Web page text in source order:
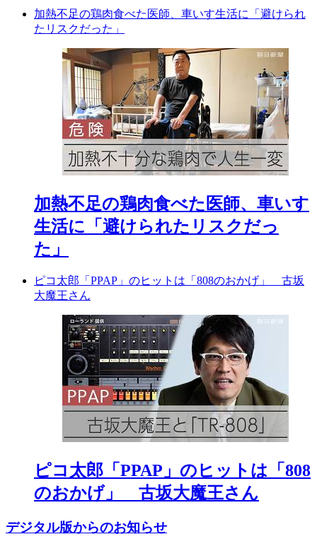
加熱不足の鶏肉食べた医師、車いす生活に「避けられ
たリスクだった」
加熱不足の鶏肉食べた医師、車いす
生活に「避けられたリスクだっ
た」
ピコ太郎「PPAP」のヒットは「808のおかげ」 古坂
大魔王さん
ピコ太郎「PPAP」のヒットは「808
のおかげ」 古坂大魔王さん
デジタル版からのお知らせ